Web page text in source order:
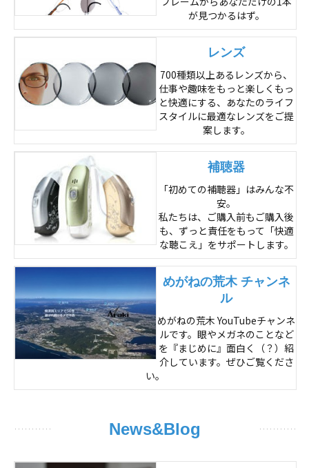
が見つかるはず。
レンズ
700種類以上あるレンズから、
仕事や趣味をもっと楽しくもっ
と快適にする、あなたのライフ
スタイルに最適なレンズをご提
案します。
補聴器
「初めての補聴器」はみんな不
安。
私たちは、ご購入前もご購入後
も、ずっと責任をもって「快適
な聴こえ」をサポートします。
めがねの荒木 チャンネ
ル
めがねの荒木 YouTubeチャンネ
ルです。眼やメガネのことなど
を『まじめに』面白く（？）紹
介しています。ぜひご覧くださ
い。
News&Blog